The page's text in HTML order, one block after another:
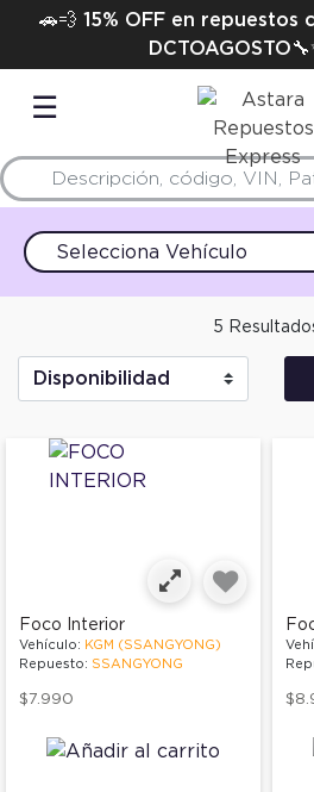
🚗💨 15% OFF en repuestos
☰
Selecciona Vehículo
5
Foco Interior
Vehículo: KGM (SSANGYONG)
Repuesto: SSANGYONG
$7.990